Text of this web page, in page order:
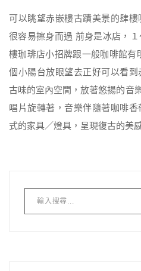
可以眺望赤嵌樓古蹟美景的肆樓
很容易擦身而過 前身是冰店，
樓珈琲店小招牌跟一般咖啡館
個小陽台放眼望去正好可以看
古味的室內空間，放著悠揚的音
唱片旋轉著，音樂伴隨著咖啡
式的家具／燈具，呈現復古的美